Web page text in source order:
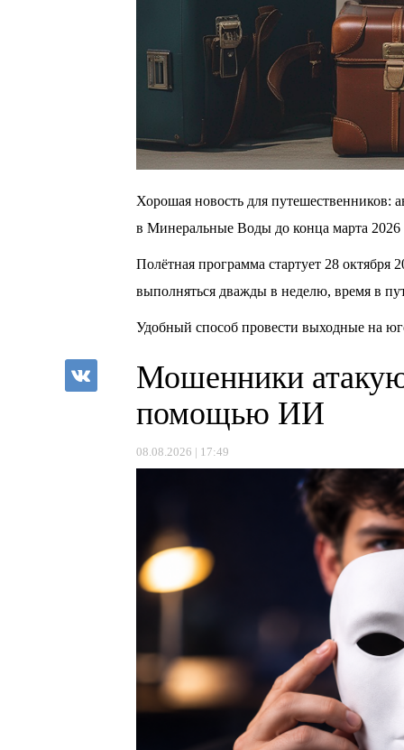
Хорошая новость для
в Минеральные Воды до конца марта
Полётная программа стартует 28 октября
выполняться дважды в неделю, время в
Удобный способ провести выходные на
Мошенники
помощью ИИ
08.08.2026 | 17:49